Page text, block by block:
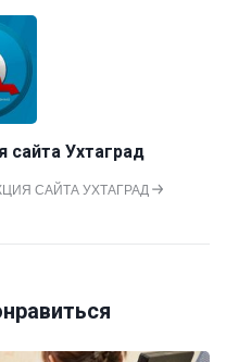
сайта Ухтаград
САЙТА УХТАГРАД